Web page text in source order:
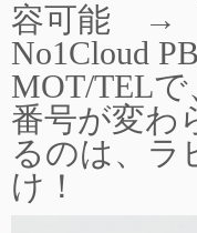
容可能 →
No1Cloud
MOT/TEL
番号が変わ
るのは、ラ
け！